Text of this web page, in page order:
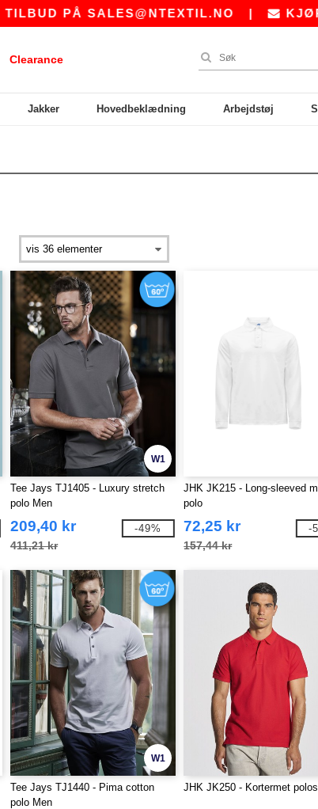
SALES@NTEXTIL.NO| KJØPER DU
Clearance
Jakker Hovedbeklædning Arbejdstøj
W1
Tee Jays TJ1405 - Luxury stretch
polo Men
209,40 kr
411,21 kr
-49%
JHK JK215 - Long-sleeved
polo
72,25 kr
157,44 kr
-
W1
Tee Jays TJ1440 - Pima cotton
polo Men
JHK JK250 - Kortermet